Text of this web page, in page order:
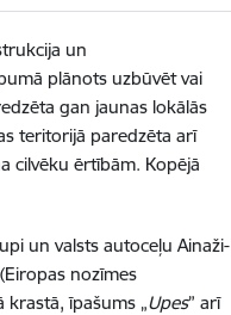
un
plānots uzbūvēt vai
gan jaunas lokālās
teritorijā paredzēta arī
cilvēku ērtībām. Kopējā
un valsts autoceļu Ainaži-
(Eiropas nozīmes
krastā, īpašums „Upes” arī